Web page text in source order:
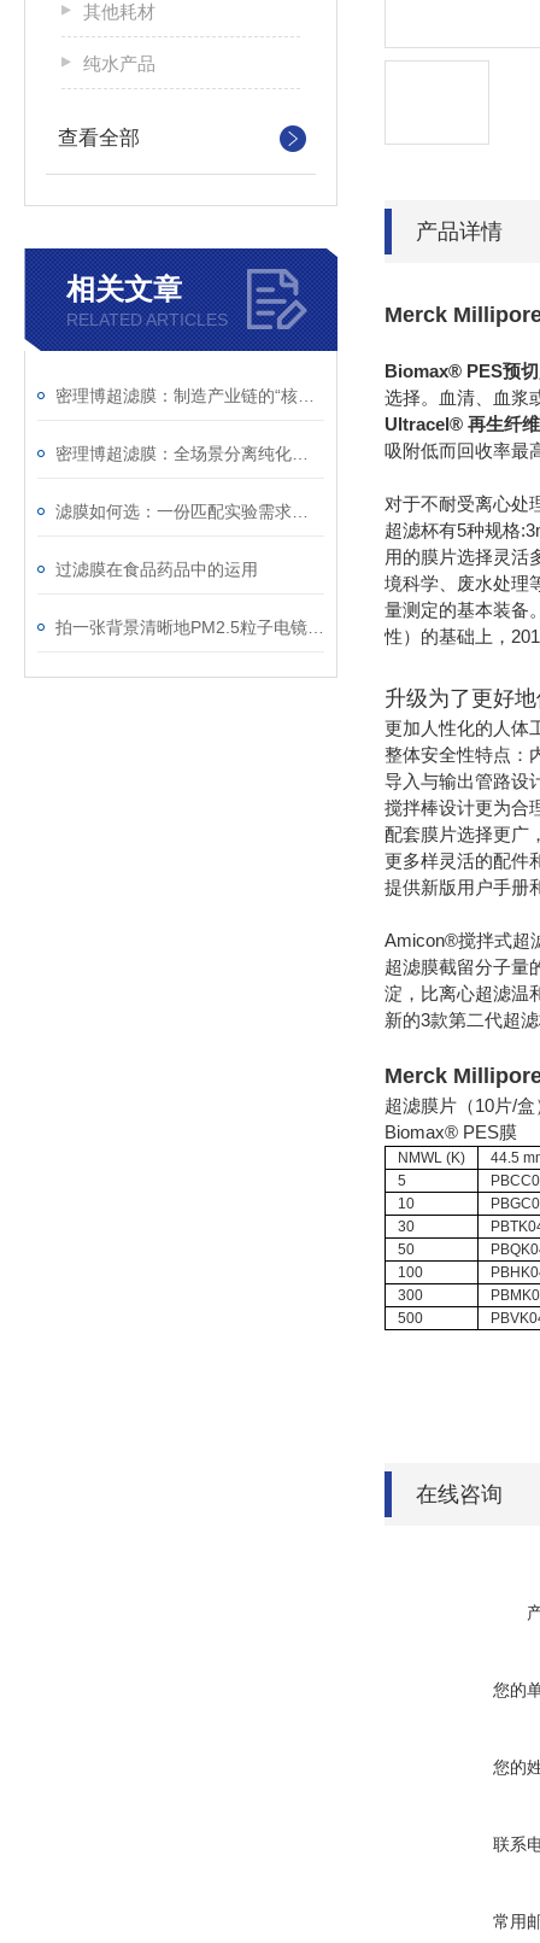
其他耗材
纯水产品
查看全部
相关文章
RELATED ARTICLES
过滤膜在食品药品中的运用
产品详情
Merck
Biomax® PES预
选择。血清、血浆
Ultracel® 再生纤
吸附低而回收率最
对于不耐受离心处
超滤杯有5种规格
用的膜片选择灵活
境科学、废水处理
量测定的基本装备
性）的基础上，
升级为了更好
更加人性化的人体
整体安全性特点：
导入与输出管路设
搅拌棒设计更为合
配套膜片选择更广
更多样灵活的配件
提供新版用户手册
Amicon®搅拌式超
超滤膜截留分子量
淀，比离心超滤温
新的3款第二代超
Merck
超滤膜片（10片/盒
Biomax® PES膜
NMWL (K)
44.5
5
10
30
50
100
300
500
在线咨询
您的
您的
联系
常用